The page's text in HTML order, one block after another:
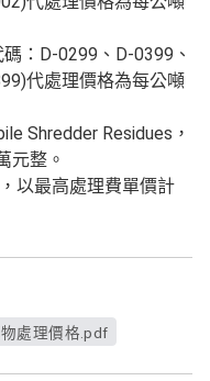
：D-0299、D-0399、
代處理價格為每公噸
Shredder Residues，
元整。
以最高處理費單價計
處理價格.pdf